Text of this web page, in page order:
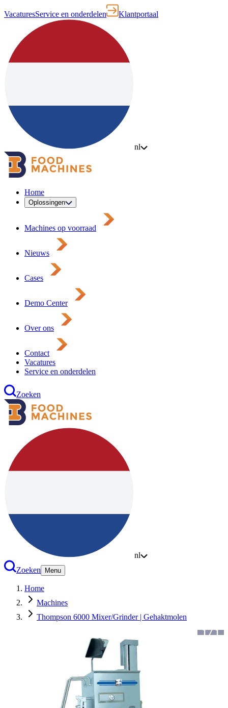
VacaturesService en onderdelen Klantportaal
nl
Home
Oplossingen
Machines op voorraad
Nieuws
Cases
Demo Center
Over ons
Contact
Vacatures
Service en onderdelen
Zoeken
nl
Zoeken
Menu
Home
Machines
Thompson 6000 Mixer/Grinder | Gehaktmolen
1/1